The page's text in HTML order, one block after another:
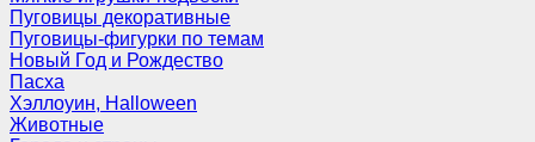
Пуговицы декоративные
Пуговицы-фигурки по темам
Новый Год и Рождество
Пасха
Хэллоуин, Halloween
Животные